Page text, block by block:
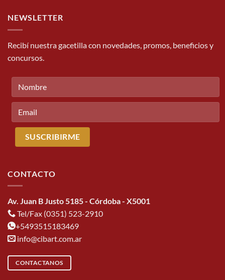
NEWSLETTER
Recibí nuestra gacetilla con novedades, promos, beneficios y
concursos.
CONTACTO
Av. Juan B Justo 5185 - Córdoba - X5001
Tel/Fax (0351) 523-2910
+5493515183469
info@cibart.com.ar
CONTACTANOS